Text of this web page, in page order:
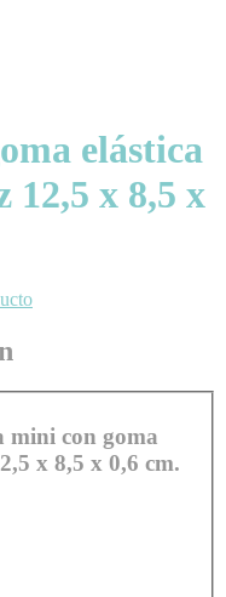
elástica
x 8,5 x
mini con goma
color INDIO+ lápiz 12,5 x 8,5 x 0,6 cm.